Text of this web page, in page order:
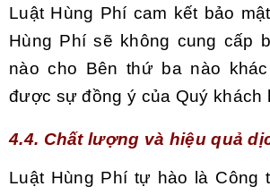
Luật Hùng Phí cam kết bảo
Hùng Phí sẽ không cung cấp
nào cho Bên thứ ba nào
được sự đồng ý của Quý khách
4.4. Chất lượng và hiệu quả
Luật Hùng Phí tự hào là Công